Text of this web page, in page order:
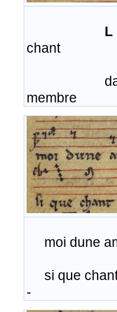
chant
dauziaus
membre
moi dune
si que chant
-